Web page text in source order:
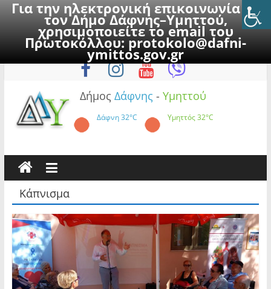
Για την ηλεκτρονική επικοινωνία με
τον Δήμο Δάφνης–Υμηττού,
χρησιμοποιείτε το email του
Πρωτοκόλλου:protokolo@dafni-
ymittos.gov.gr
to
Κυριακή, 9 Αυγούστου 2026
Δήμος Δάφνης - Υμηττού
Δάφνη32°C Υμηττός32°C
Κάπνισμα